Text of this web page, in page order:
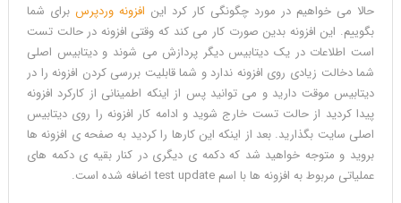
حالا می خواهیم در مورد چگونگی کار کرد این افزونه وردپرس برای شما
بگوییم. این افزونه بدین صورت کار می کند که وقتی افزونه در حالت تست
است اطلاعات در یک دیتابیس دیگر پردازش می شوند و دیتابیس اصلی
شما دخالت زیادی روی افزونه ندارد و شما قابلیت بررسی کردن افزونه را در
دیتابیس موقت دارید و می توانید پس از اینکه اطمینانی از کارکرد افزونه
پیدا کردید از حالت تست خارج شوید و ادامه کار افزونه را روی دیتابیس
اصلی سایت بگذارید. بعد از اینکه این کارها را کردید به صفحه ی افزونه ها
بروید و متوجه خواهید شد که دکمه ی دیگری در کنار بقیه ی دکمه های
عملیاتی مربوط به افزونه ها با اسم test update اضافه شده است.